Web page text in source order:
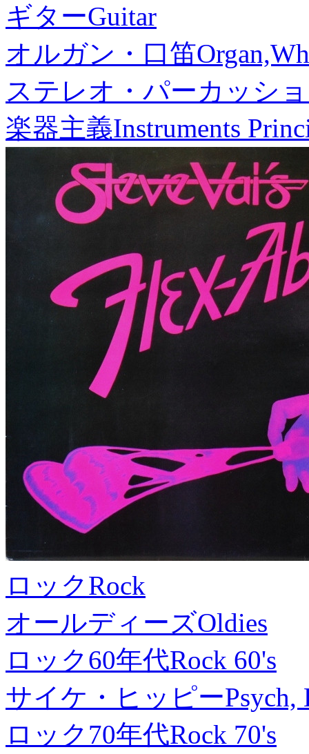
ギターGuitar
オルガン・口笛
ステレオ・パーカッシ
楽器主義Instruments
ロックRock
オールディーズOldies
ロック60年代Rock 60's
サイケ・ヒッピーPsych,
ロック70年代Rock 70's